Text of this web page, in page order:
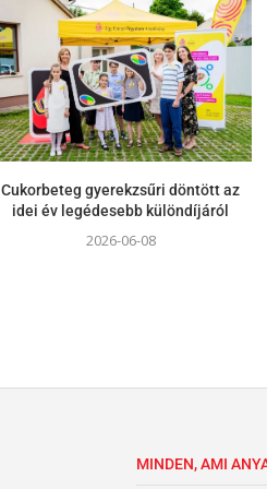
Cukorbeteg gyerekzsűri döntött az
idei év legédesebb különdíjáról
2026-06-08
MINDEN, AMI